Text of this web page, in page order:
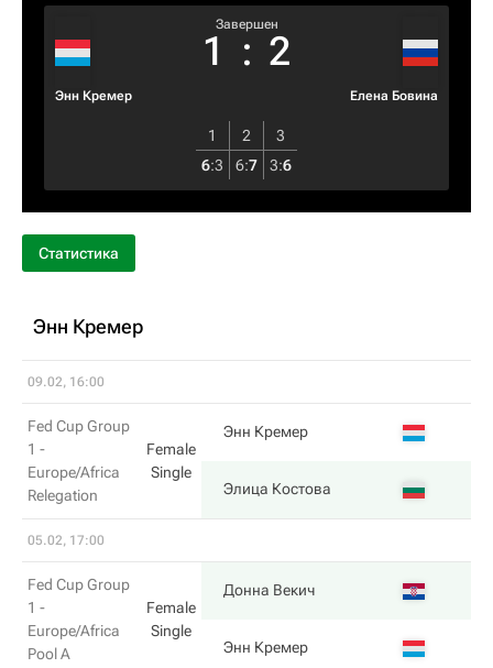
Энн Кремер
Завершен
1 : 2
Елена Бовина
1 2
3
6:3 6:7 3:6
Статистика
Энн Кремер
09.02, 16:00
Fed Cup Group
1 -
Europe/Africa
Relegation
Female
Single
Энн Кремер
Элица Костова
05.02, 17:00
Fed Cup Group
1 -
Europe/Africa
Pool A
Female
Single
Донна Векич
Энн Кремер